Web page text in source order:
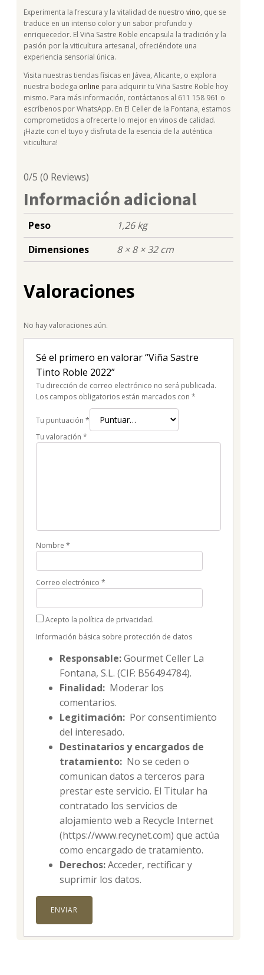
Experimenta la frescura y la vitalidad de nuestro vino, que se
traduce en un intenso color y un sabor profundo y
enriquecedor. El Viña Sastre Roble encapsula la tradición y la
pasión por la viticultura artesanal, ofreciéndote una
experiencia sensorial única.
Visita nuestras tiendas físicas en Jávea, Alicante, o explora
nuestra bodega online para adquirir tu Viña Sastre Roble hoy
mismo. Para más información, contáctanos al 611 158 961 o
escríbenos por WhatsApp. En El Celler de la Fontana, estamos
comprometidos a ofrecerte lo mejor en vinos de calidad.
¡Hazte con el tuyo y disfruta de la esencia de la auténtica
viticultura!
0/5 (0 Reviews)
Información adicional
Peso
1,26 kg
Dimensiones
8 × 8 × 32 cm
Valoraciones
No hay valoraciones aún.
Sé el primero en valorar “Viña Sastre
Tinto Roble 2022”
Tu dirección de correo electrónico no será publicada.
Los campos obligatorios están marcados con *
Tu puntuación *
Tu valoración *
Nombre *
Correo electrónico *
Acepto la política de privacidad.
Información básica sobre protección de datos
Responsable:Gourmet Celler La
Fontana, S.L. (CIF: B56494784).
Finalidad: Moderar los
comentarios.
Legitimación: Por consentimiento
del interesado.
Destinatarios y encargados de
tratamiento: No se ceden o
comunican datos a terceros para
prestar este servicio. El Titular ha
contratado los servicios de
alojamiento web a Recycle Internet
(https://www.recynet.com) que actúa
como encargado de tratamiento.
Derechos:Acceder, rectificar y
suprimir los datos.